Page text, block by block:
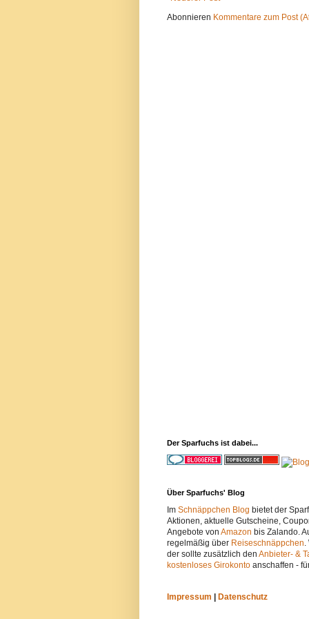
Abonnieren Kommentare zum Post
Der Sparfuchs ist dabei...
Über Sparfuchs' Blog
Im Schnäppchen Blog bietet der
Aktionen, aktuelle Gutscheine,
Angebote von Amazon bis Zalando.
regelmäßig über Reiseschnäppchen.
der sollte zusätzlich den Anbieter- &
kostenloses Girokonto anschaffen -
Impressum Datenschutz